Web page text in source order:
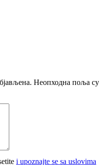
Неопходна поља су
i upoznajte se sa uslovima